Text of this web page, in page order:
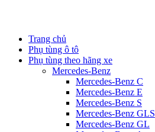
Trang chủ
Phụ tùng ô tô
Phụ tùng theo hãng xe
Mercedes-Benz
Mercedes-Benz C
Mercedes-Benz E
Mercedes-Benz S
Mercedes-Benz GLS
Mercedes-Benz GL